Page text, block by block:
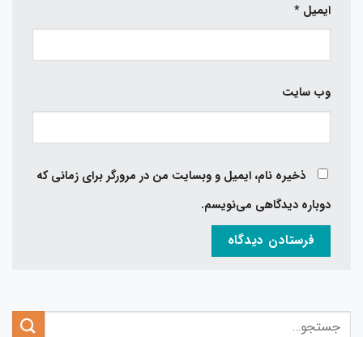
ایمیل *
وب‌ سایت
ذخیره نام، ایمیل و وبسایت من در مرورگر برای زمانی که
دوباره دیدگاهی می‌نویسم.